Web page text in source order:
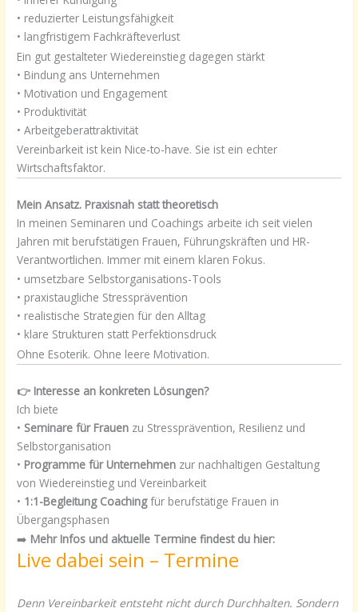
• reduzierter Leistungsfähigkeit
• langfristigem Fachkräfteverlust
Ein gut gestalteter Wiedereinstieg dagegen stärkt
• Bindung ans Unternehmen
• Motivation und Engagement
• Produktivität
• Arbeitgeberattraktivität
Vereinbarkeit ist kein Nice-to-have. Sie ist ein echter
Wirtschaftsfaktor.
Mein Ansatz. Praxisnah statt theoretisch
In meinen Seminaren und Coachings arbeite ich seit vielen
Jahren mit berufstätigen Frauen, Führungskräften und HR-
Verantwortlichen. Immer mit einem klaren Fokus.
• umsetzbare Selbstorganisations-Tools
• praxistaugliche Stressprävention
• realistische Strategien für den Alltag
• klare Strukturen statt Perfektionsdruck
Ohne Esoterik. Ohne leere Motivation.
👉 Interesse an konkreten Lösungen?
Ich biete
• Seminare für Frauen zu Stressprävention, Resilienz und
Selbstorganisation
• Programme für Unternehmen zur nachhaltigen Gestaltung
von Wiedereinstieg und Vereinbarkeit
• 1:1-Begleitung Coachingfür berufstätige Frauen in
Übergangsphasen
➡️ Mehr Infos und aktuelle Termine findest du hier:
Live dabei sein – Termine
Denn Vereinbarkeit entsteht nicht durch Durchhalten. Sondern